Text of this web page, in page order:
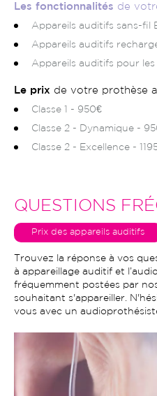
Les fonctionnalités de
Appareils auditifs sans-fil
Appareils auditifs
Appareils auditifs pour les
Le prix de votre prothèse
Classe 1 - 950€
Classe 2 - Dynamique -
Classe 2 - Excellence -
QUESTIONS
Prix des appareils auditifs
Trouvez la réponse à vos
à appareillage auditif et
fréquemment postées par
souhaitant s'appareiller.
vous avec un